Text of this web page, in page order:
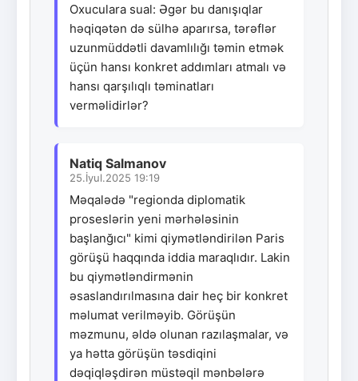
Oxuculara sual: Əgər bu danışıqlar
həqiqətən də sülhə aparırsa, tərəflər
uzunmüddətli davamlılığı təmin etmək
üçün hansı konkret addımları atmalı və
hansı qarşılıqlı təminatları
verməlidirlər?
Natiq Salmanov
25.İyul.2025 19:19
Məqalədə "regionda diplomatik
proseslərin yeni mərhələsinin
başlanğıcı" kimi qiymətləndirilən Paris
görüşü haqqında iddia maraqlıdır. Lakin
bu qiymətləndirmənin
əsaslandırılmasına dair heç bir konkret
məlumat verilməyib. Görüşün
məzmunu, əldə olunan razılaşmalar, və
ya hətta görüşün təsdiqini
dəqiqləşdirən müstəqil mənbələrə